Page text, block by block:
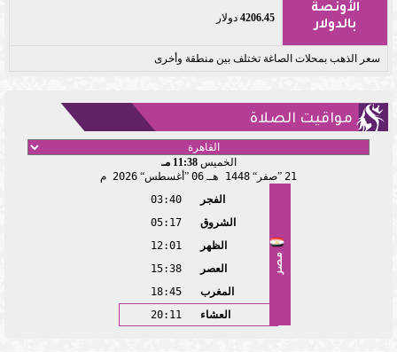
الأونصة
بالدولار
4206.45 دولار
سعر الذهب بمحلات الصاغة تختلف بين منطقة وأخرى
مواقيت الصلاة
الخميس11:38 مـ
21 صفر 1448 هـ 06 أغسطس 2026 م
مصر
الفجر
03:40
الشروق
05:17
الظهر
12:01
العصر
15:38
المغرب
18:45
العشاء
20:11